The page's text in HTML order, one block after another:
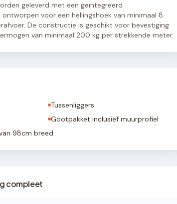
geleverd met een geïntegreerd
voor een hellingshoek van minimaal 8
De constructie is geschikt voor bevestiging
van minimaal 200 kg per strekkende meter.
Tussenliggers
Gootpakket inclusief muurprofiel
98cm breed
compleet